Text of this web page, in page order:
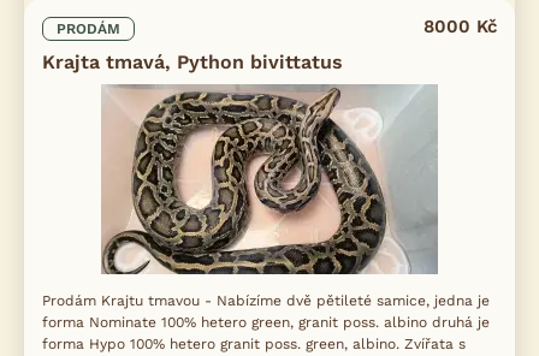
PRODÁM
Krajta tmavá, Python bivittatus
8000 Kč
Prodám Krajtu tmavou - Nabízíme dvě pětileté samice, jedna je
forma Nominate 100% hetero green, granit poss. albino druhá je
forma Hypo 100% hetero granit poss. green, albino. Zvířata s